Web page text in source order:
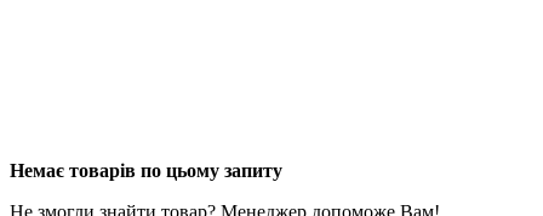
Немає товарів по цьому запиту
Не змогли знайти товар? Менеджер допоможе Вам!